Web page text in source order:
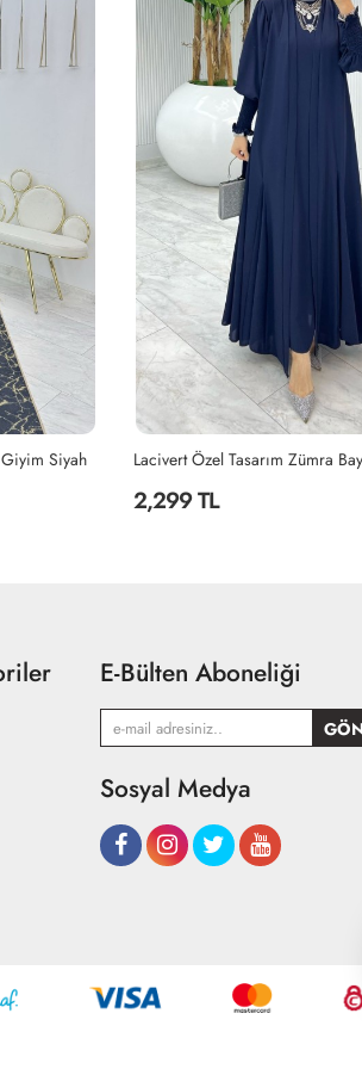
Lacivert Özel Tasarım Zümra Baya Takım Tesettür Giyim Lacivert
2,199 TL
E-Bülten Aboneliği
Sosyal Medya